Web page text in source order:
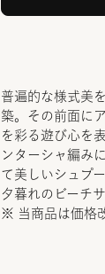
普遍的な様式美
築。その前面に
を彩る遊び心を
ンターシャ編み
て美しいシュプ
夕暮れのビーチ
※ 当商品は価格